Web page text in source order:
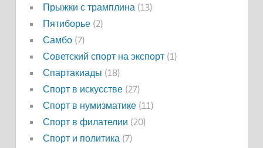
Прыжки с трамплина(13)
Пятиборье(2)
Самбо(7)
Советский спорт на экспорт(1)
Спартакиады (18)
Спорт в искусстве(27)
Спорт в нумизматике(11)
Спорт в филателии (20)
Спорт и политика(7)